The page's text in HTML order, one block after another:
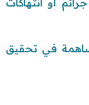
في تحقيق